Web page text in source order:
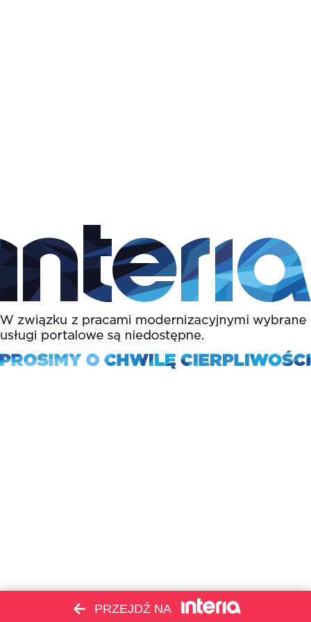
PRZEJDŹ NA